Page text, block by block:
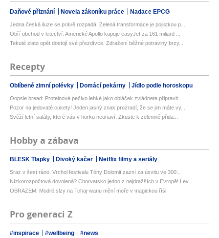
Daňové přiznání Novela zákoníku práce Nadace EPCG
Jedna česká iluze se právě rozpadá. Zelená transformace je pojistkou p...
Obří obchod v letectví. Americké Apollo kupuje easyJet za 161 miliard ...
Tekuté zlato opět dostojí své přezdívce. Zdražení běžné potraviny brzy...
Recepty
Oblíbené zimní polévky Domácí pekárny Jídlo podle horoskopu
Oopsie bread: Proteinové pečivo lehké jako obláček zvládnete připravit...
Pozor na jedovaté cukety! Jeden jasný znak prozradí, že se jim máte vy...
Svěží letní saláty, které vás v horku neunaví: Zkuste k zelenině přida...
Hobby a zábava
BLESK Tlapky Divoký kačer Netflix filmy a seriály
Sraz v šest ráno. Vrchol festivalu Tóny Dolomit zazní za úsvitu ve 300...
Nízkorozpočtová dovolená? Chorvatsko jedno z nejdražších v Evropě! Lev...
OBRAZEM: Modré slzy na Tchaj-wanu mění moře v magickou říši
Pro generaci Z
#inspirace #wellbeing #news